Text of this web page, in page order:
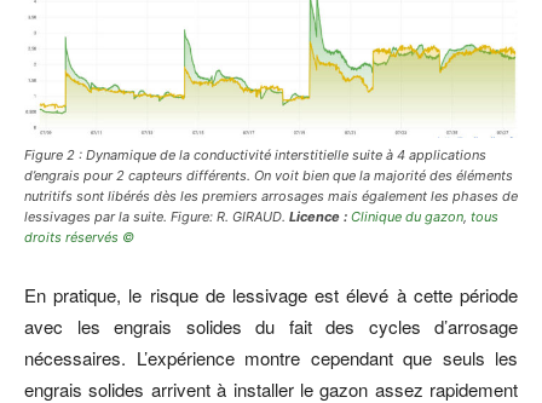
Figure 2 : Dynamique de la conductivité interstitielle suite à 4 applications
d’engrais pour 2 capteurs différents. On voit bien que la majorité des éléments
nutritifs sont libérés dès les premiers arrosages mais également les phases de
lessivages par la suite. Figure: R. GIRAUD. Licence : Clinique du gazon, tous
droits réservés ©
En pratique, le risque de lessivage est élevé à cette période
avec les engrais solides du fait des cycles d’arrosage
nécessaires. L’expérience montre cependant que seuls les
engrais solides arrivent à installer le gazon assez rapidement